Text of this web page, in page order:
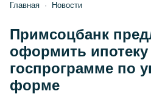
Главная Новости
Примсоцбанк
оформить ипотеку
госпрограмме по
форме